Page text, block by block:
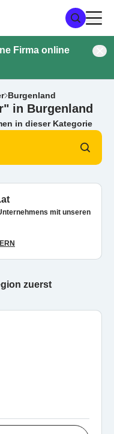
Firma online
Burgenland
in Burgenland
in dieser Kategorie
mit unseren
zuerst